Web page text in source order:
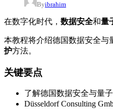
Byibrahim
在数字化时代， 数据安全和量
本教程将介绍德国数据安全与
护方法。
关键要点
了解德国数据安全与量
Düsseldorf Consulting